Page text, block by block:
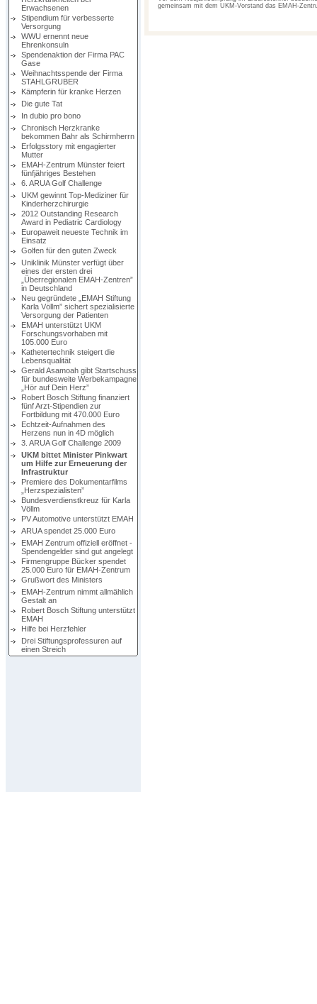
Erwachsenen
Stipendium für verbesserte
Versorgung
WWU ernennt neue
Ehrenkonsuln
Spendenaktion der Firma PAC
Gase
Weihnachtsspende der Firma
STAHLGRUBER
Kämpferin für kranke Herzen
Die gute Tat
In dubio pro bono
Chronisch Herzkranke
bekommen Bahr als Schirmherrn
Erfolgsstory mit engagierter
Mutter
EMAH-Zentrum Münster feiert
fünfjähriges Bestehen
6. ARUA Golf Challenge
UKM gewinnt Top-Mediziner für
Kinderherzchirurgie
2012 Outstanding Research
Award in Pediatric Cardiology
Europaweit neueste Technik im
Einsatz
Golfen für den guten Zweck
Uniklinik Münster verfügt über
eines der ersten drei
„Überregionalen EMAH-Zentren”
in Deutschland
Neu gegründete „EMAH Stiftung
Karla Völlm” sichert spezialisierte
Versorgung der Patienten
EMAH unterstützt UKM
Forschungsvorhaben mit
105.000 Euro
Kathetertechnik steigert die
Lebensqualität
Gerald Asamoah gibt Startschuss
für bundesweite Werbekampagne
„Hör auf Dein Herz”
Robert Bosch Stiftung finanziert
fünf Arzt-Stipendien zur
Fortbildung mit 470.000 Euro
Echtzeit-Aufnahmen des
Herzens nun in 4D möglich
3. ARUA Golf Challenge 2009
UKM bittet Minister Pinkwart
um Hilfe zur Erneuerung der
Infrastruktur
Premiere des Dokumentarfilms
„Herzspezialisten”
Bundesverdienstkreuz für Karla
Völlm
PV Automotive unterstützt EMAH
ARUA spendet 25.000 Euro
EMAH Zentrum offiziell eröffnet -
Spendengelder sind gut angelegt
Firmengruppe Bücker spendet
25.000 Euro für EMAH-Zentrum
Grußwort des Ministers
EMAH-Zentrum nimmt allmählich
Gestalt an
Robert Bosch Stiftung unterstützt
EMAH
Hilfe bei Herzfehler
Drei Stiftungsprofessuren auf
einen Streich
gemeinsam mit dem UKM-Vorstand das EMAH-